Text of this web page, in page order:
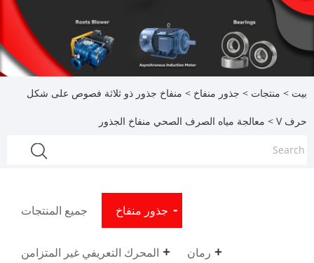
بيت > منتجات > جذور منفاخ > منفاخ جذور ذو ثلاثة فصوص على شكل
حرف V > معالجة مياه الصرف الصحي منفاخ الجذور
جميع المنتجات جذور منفاخ
المحرك التعريفي غير المتزامن رمان